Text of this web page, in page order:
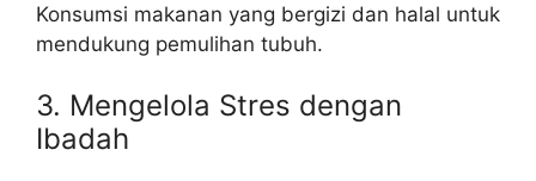
Konsumsi makanan yang bergizi dan halal untuk
mendukung pemulihan tubuh.
3. Mengelola Stres dengan
Ibadah